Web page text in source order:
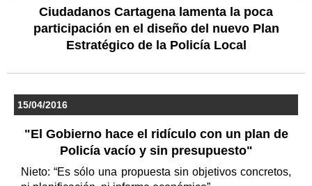
Ciudadanos Cartagena lamenta la poca
participación en el diseño del nuevo Plan
Estratégico de la Policía Local
15/04/2016
"El Gobierno hace el ridículo con un plan de
Policía vacío y sin presupuesto"
Nieto: “Es sólo una propuesta sin objetivos concretos,